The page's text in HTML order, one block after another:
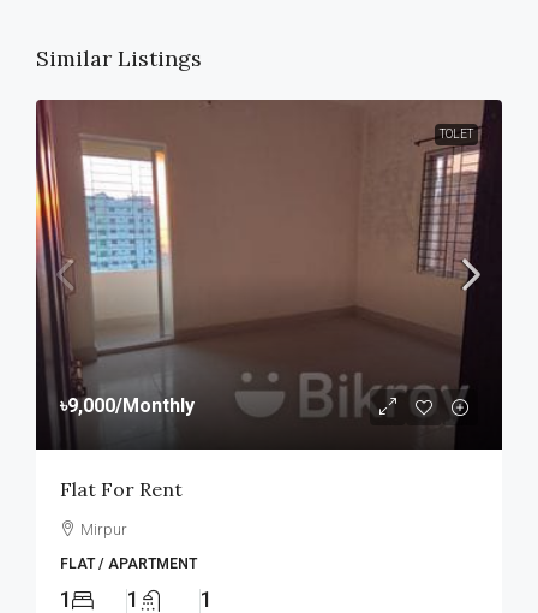
Similar Listings
TOLET
৳9,000/Monthly
Flat For Rent
Mirpur
FLAT / APARTMENT
1 1 1